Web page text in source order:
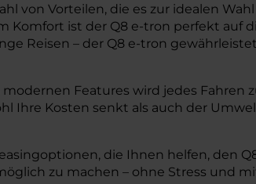
von Vorteilen, die es zur idealen
ist der Q8 e-tron perfekt auf
Reisen – der Q8 e-tron
Features wird jedes
Ihre Kosten senkt als auch der
die Ihnen helfen, den
zu machen – ohne Stress und